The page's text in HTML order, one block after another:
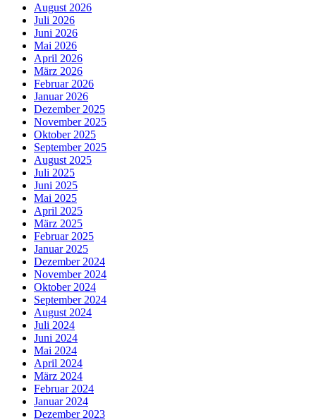
August 2026
Juli 2026
Juni 2026
Mai 2026
April 2026
März 2026
Februar 2026
Januar 2026
Dezember 2025
November 2025
Oktober 2025
September 2025
August 2025
Juli 2025
Juni 2025
Mai 2025
April 2025
März 2025
Februar 2025
Januar 2025
Dezember 2024
November 2024
Oktober 2024
September 2024
August 2024
Juli 2024
Juni 2024
Mai 2024
April 2024
März 2024
Februar 2024
Januar 2024
Dezember 2023